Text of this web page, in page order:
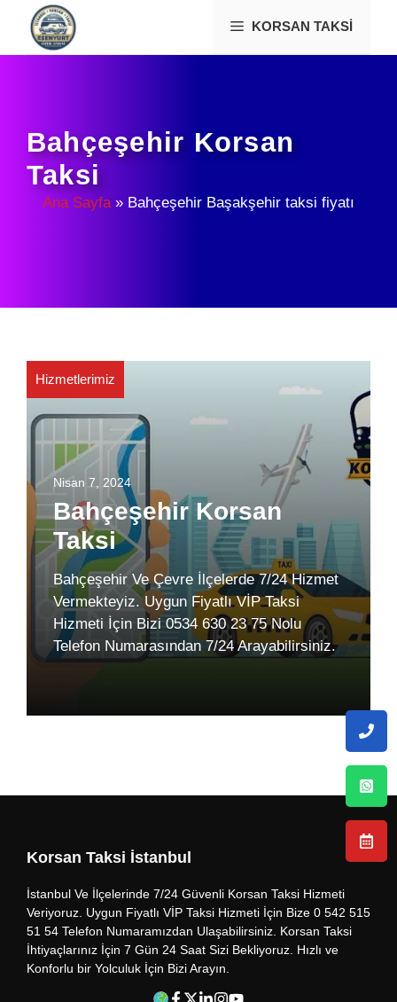
İçeriğe
KORSAN TAKSI
Bahçeşehir Korsan
Taksi
Ana Sayfa» Bahçeşehir Başakşehir taksi fiyatı
Hizmetlerimiz
Nisan 7, 2024
Bahçeşehir Korsan
Taksi
Bahçeşehir Ve Çevre İlçelerde 7/24 Hizmet
Vermekteyiz. Uygun Fiyatlı VİP Taksi
Hizmeti İçin Bizi 0534 630 23 75 Nolu
Telefon Numarasından 7/24 Arayabilirsiniz.
Korsan Taksi İstanbul
İstanbul Ve İlçelerinde 7/24 Güvenli Korsan Taksi Hizmeti
Veriyoruz. Uygun Fiyatlı VİP Taksi Hizmeti İçin Bize 0 542 515
51 54 Telefon Numaramızdan Ulaşabilirsiniz. Korsan Taksi
İhtiyaçlarınız İçin 7 Gün 24 Saat Sizi Bekliyoruz. Hızlı ve
Konforlu bir Yolculuk İçin Bizi Arayın.